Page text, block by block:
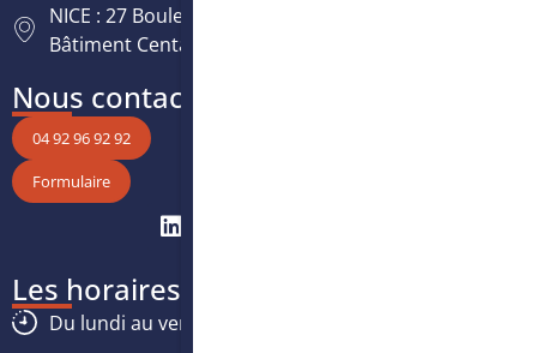
NICE : 27 Boulevard Paul Montel Nice Leader -
Bâtiment Centaure, 06200 Nice
Nous contacter
04 92 96 92 92
Formulaire
Les horaires
Du lundi au vendredi :